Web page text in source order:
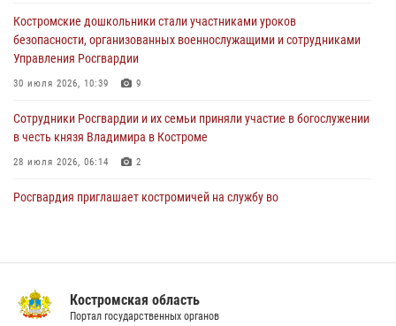
Кавказском федеральном округе Виталием Кузнецовым
31 июля 2026, 07:08 4
Росгвардейцы знакомят костромичей со службой в ведомстве
Костромские дошкольники стали участниками уроков
безопасности, организованных военнослужащими и сотрудниками
Управления Росгвардии
30 июля 2026, 10:39 9
Cотрудники Росгвардии и их семьи приняли участие в богослужении
в честь князя Владимира в Костроме
28 июля 2026, 06:14 2
Росгвардия приглашает костромичей на службу во
охраны Росгвардии за последнюю неделю в Костроме
14 июля 2026, 06:44
Костромская область
Портал государственных органов